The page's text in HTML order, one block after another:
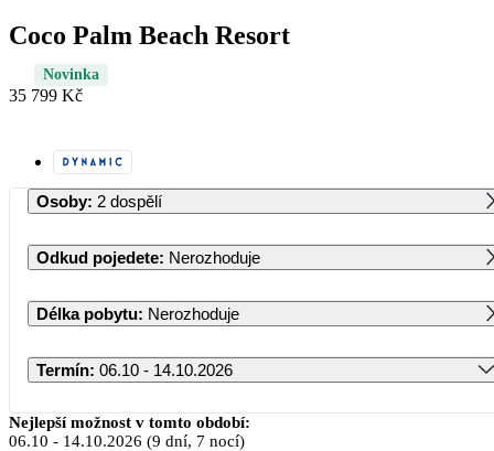
Coco Palm Beach Resort
Novinka
35 799 Kč
Osoby: 2 dospělí
Odkud pojedete: Nerozhoduje
Délka pobytu: Nerozhoduje
Termín: 06.10 - 14.10.2026
Říjen 2026
Nejlepší možnost v tomto období:
06.10 - 14.10.2026 (9 dní, 7 nocí)